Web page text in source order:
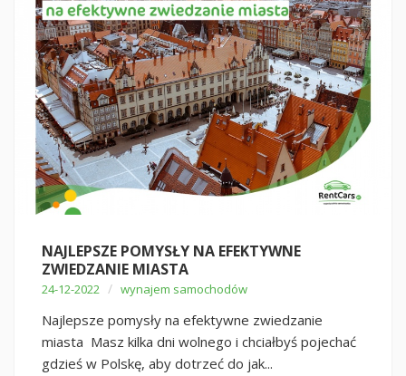
NAJLEPSZE POMYSŁY NA EFEKTYWNE
ZWIEDZANIE MIASTA
24-12-2022 / wynajem samochodów
Najlepsze pomysły na efektywne zwiedzanie
miasta Masz kilka dni wolnego i chciałbyś pojechać
gdzieś w Polskę, aby dotrzeć do jak...